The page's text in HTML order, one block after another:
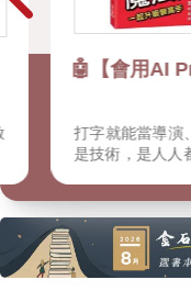
🤖【會用AI
打字就能當導演
是技術，是人人